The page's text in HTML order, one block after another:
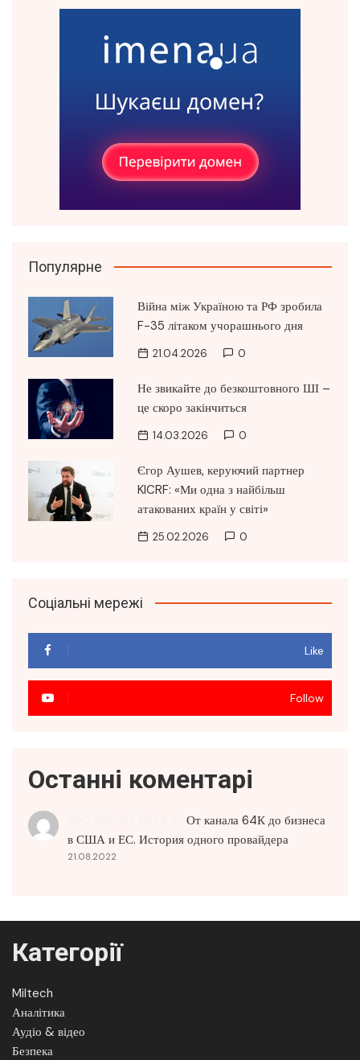
Популярне
Війна між Україною та РФ зробила
F-35 літаком учорашнього дня
21.04.2026 0
Не звикайте до безкоштовного ШІ –
це скоро закінчиться
14.03.2026 0
Єгор Аушев, керуючий партнер
KICRF: «Ми одна з найбільш
атакованих країн у світі»
25.02.2026 0
Соціальні мережі
Like
Follow
Останні коментарі
От канала 64К до бизнеса
в США и ЕС. История одного провайдера
21.08.2022
Категорії
Miltech
Аналітика
Аудіо & відео
Безпека